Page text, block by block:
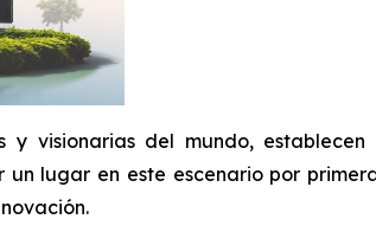
visionarias del mundo, establecen
lugar en este escenario por